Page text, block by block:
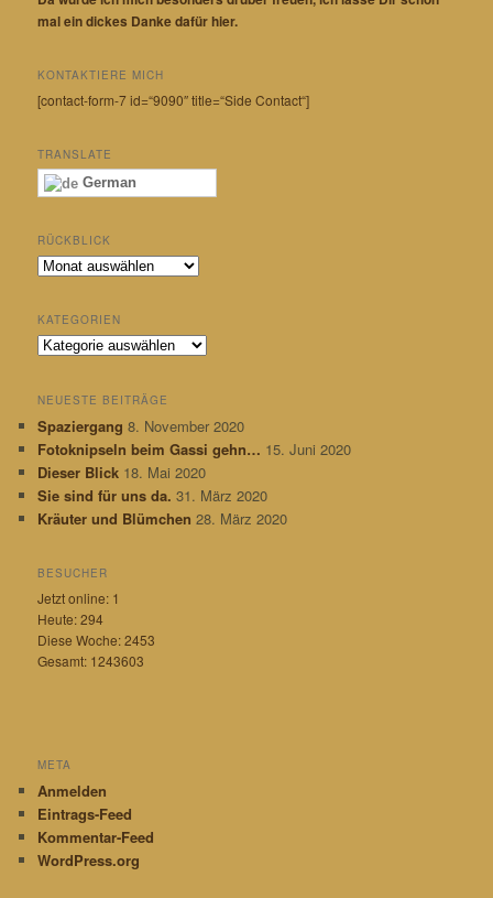
mal ein dickes Danke dafür hier.
KONTAKTIERE MICH
[contact-form-7 id=“9090″ title=“Side Contact“]
TRANSLATE
German
RÜCKBLICK
R
k
b
k
KATEGORIEN
K
e
g
o
r
i
e
NEUESTE BEITRÄGE
Spaziergang 8. November 2020
Fotoknipseln beim Gassi gehn… 15. Juni 2020
Dieser Blick 18. Mai 2020
Sie sind für uns da. 31. März 2020
Kräuter und Blümchen 28. März 2020
BESUCHER
Jetzt online: 1
Heute: 294
Diese Woche: 2453
Gesamt: 1243603
META
Anmelden
Eintrags-Feed
Kommentar-Feed
WordPress.org